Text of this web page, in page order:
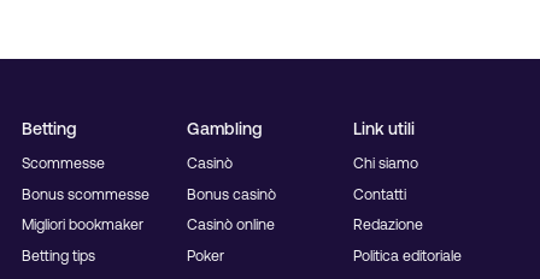
Betting
Scommesse
Bonus scommesse
Migliori bookmaker
Betting tips
Gambling
Casinò
Bonus casinò
Casinò online
Poker
Link utili
Chi siamo
Contatti
Redazione
Politica editoriale